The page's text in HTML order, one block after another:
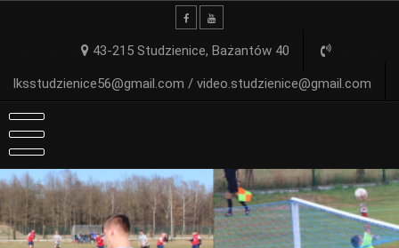
43-215 Studzienice, Bażantów 40
lksstudzienice56@gmail.com / video.studzienice@gmail.com